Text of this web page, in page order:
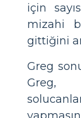
için
mizahi
gittiğini
Greg
Greg,